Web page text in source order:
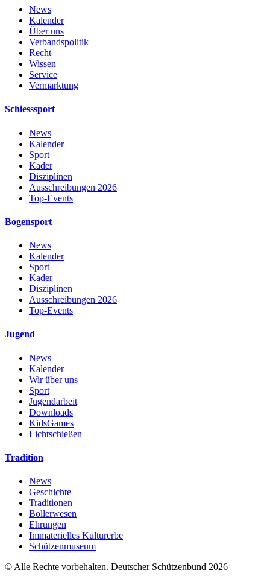
News
Kalender
Über uns
Verbandspolitik
Recht
Wissen
Service
Vermarktung
Schiesssport
News
Kalender
Sport
Kader
Disziplinen
Ausschreibungen 2026
Top-Events
Bogensport
News
Kalender
Sport
Kader
Disziplinen
Ausschreibungen 2026
Top-Events
Jugend
News
Kalender
Wir über uns
Sport
Jugendarbeit
Downloads
KidsGames
Lichtschießen
Tradition
News
Geschichte
Traditionen
Böllerwesen
Ehrungen
Immaterielles Kulturerbe
Schützenmuseum
© Alle Rechte vorbehalten. Deutscher Schützenbund 2026